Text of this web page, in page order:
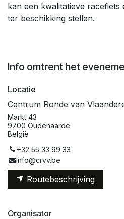
kan een kwalitatieve
ter beschikking stellen.
Info omtrent het
Locatie
Centrum Ronde van
Markt 43
9700 Oudenaarde
België
+32 55 33 99 33
info@crvv.be
Routebeschrijving
Organisator